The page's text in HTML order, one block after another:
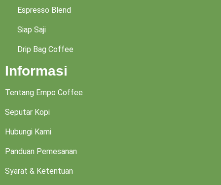
Espresso Blend
Siap Saji
Drip Bag Coffee
Informasi
Tentang Empo Coffee
Seputar Kopi
Hubungi Kami
Panduan Pemesanan
Syarat & Ketentuan